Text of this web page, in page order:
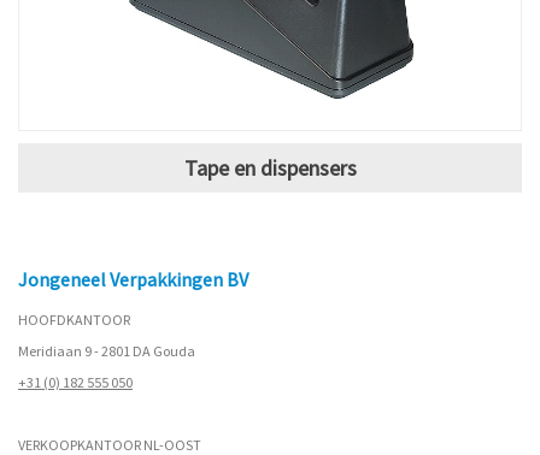
Tape en dispensers
Jongeneel Verpakkingen BV
HOOFDKANTOOR
Meridiaan 9 - 2801 DA Gouda
+31 (0) 182 555 050
VERKOOPKANTOOR NL-OOST